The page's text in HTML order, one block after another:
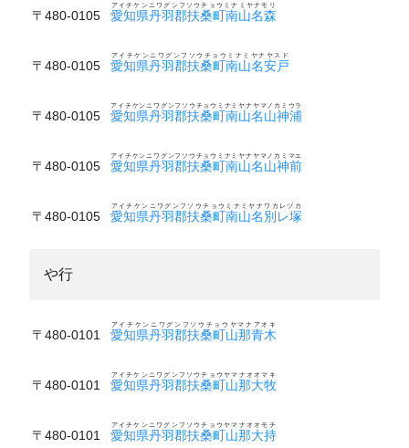
〒480-0105 愛知県丹羽郡扶桑町南山名森
アイチケンニワグンフソウチョウミナミヤナモリ
〒480-0105 愛知県丹羽郡扶桑町南山名安戸
アイチケンニワグンフソウチョウミナミヤナヤスド
〒480-0105 愛知県丹羽郡扶桑町南山名山神浦
アイチケンニワグンフソウチョウミナミヤナヤマノカミウラ
〒480-0105 愛知県丹羽郡扶桑町南山名山神前
アイチケンニワグンフソウチョウミナミヤナヤマノカミマエ
〒480-0105 愛知県丹羽郡扶桑町南山名別レ塚
アイチケンニワグンフソウチョウミナミヤナワカレヅカ
や行
〒480-0101 愛知県丹羽郡扶桑町山那青木
アイチケンニワグンフソウチョウヤマナアオキ
〒480-0101 愛知県丹羽郡扶桑町山那大牧
アイチケンニワグンフソウチョウヤマナオオマキ
〒480-0101 愛知県丹羽郡扶桑町山那大持
アイチケンニワグンフソウチョウヤマナオオモチ